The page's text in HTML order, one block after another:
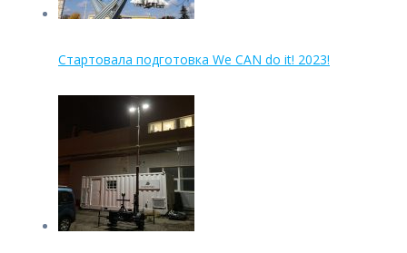
Стартовала подготовка We CAN do it! 2023!